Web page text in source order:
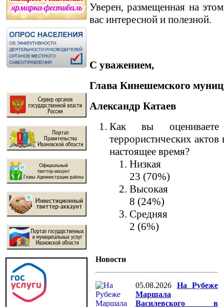
Уверен, размещенная на
вас интересной и полезной.
С уважением,
Глава Кинешемского
Александр Катаев
Как вы оцениваете
террористических
настоящее время?
Низкая
23 (70%)
Высокая
8 (24%)
Средняя
2 (6%)
Новости
05.08.2026
На Рубеже
Маршала
Василевского в